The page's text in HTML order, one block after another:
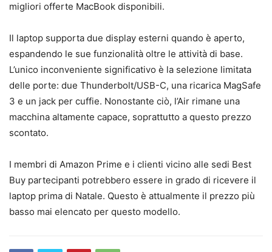
migliori offerte MacBook disponibili.
Il laptop supporta due display esterni quando è aperto,
espandendo le sue funzionalità oltre le attività di base.
L’unico inconveniente significativo è la selezione limitata
delle porte: due Thunderbolt/USB-C, una ricarica MagSafe
3 e un jack per cuffie. Nonostante ciò, l’Air rimane una
macchina altamente capace, soprattutto a questo prezzo
scontato.
I membri di Amazon Prime e i clienti vicino alle sedi Best
Buy partecipanti potrebbero essere in grado di ricevere il
laptop prima di Natale. Questo è attualmente il prezzo più
basso mai elencato per questo modello.